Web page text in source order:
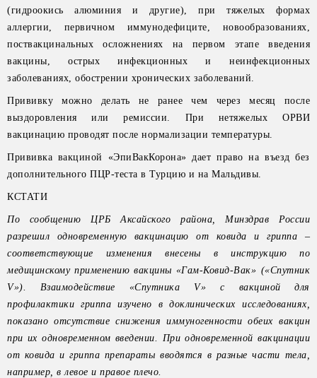
(гидроокись алюминия и другие), при тяжелых формах
аллергии, первичном иммунодефиците, новообразованиях,
поствакцинальных осложнениях на первом этапе введения
вакцины, острых инфекционных и неинфекционных
заболеваниях, обострении хронических заболеваний.
Прививку можно делать не ранее чем через месяц после
выздоровления или ремиссии. При нетяжелых ОРВИ
вакцинацию проводят после нормализации температуры.
Прививка вакциной «ЭпиВакКорона» дает право на въезд без
дополнительного ПЦР-теста в Турцию и на Мальдивы.
КСТАТИ
По сообщению ЦРБ Аксайского района, Минздрав России
разрешил одновременную вакцинацию от ковида и гриппа –
соответствующие изменения внесены в инструкцию по
медицинскому применению вакцины «Гам-Ковид-Вак» («Спутник
V»). Взаимодействие «Спутника V» с вакциной для
профилактики гриппа изучено в доклинических исследованиях,
показано отсутствие снижения иммуногенности обеих вакцин
при их одновременном введении. При одновременной вакцинации
от ковида и гриппа препараты вводятся в разные части тела,
например, в левое и правое плечо.